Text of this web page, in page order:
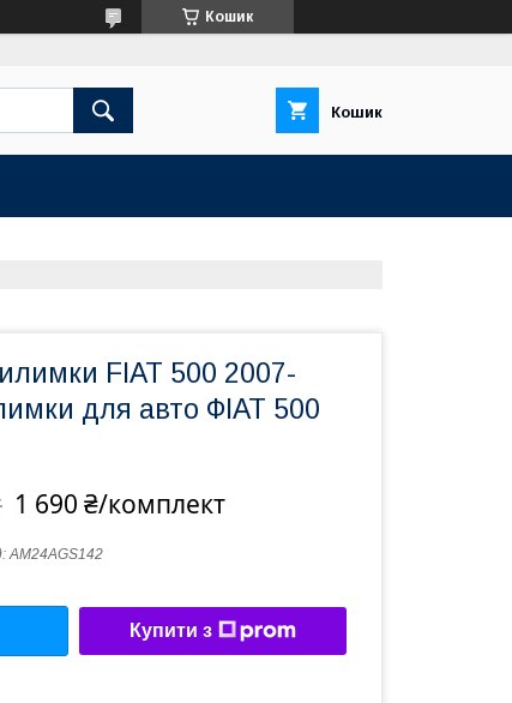
Кошик
Кошик
FIAT 500 2007-
для авто ФІАТ 500
1 690 ₴/комплект
AM24AGS142
Купити з